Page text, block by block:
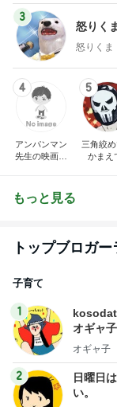
3
怒りく
怒りくま
4
アンパンマン
先生の映画講
5
三角絞
かまえ
もっと見る
トップブロガ
子育て
1
オギャ
オギャ子
2
日曜日
い。